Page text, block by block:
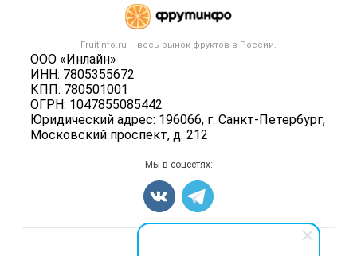
Fruitinfo.ru – весь рынок фруктов в России.
ООО «Инлайн»
ИНН: 7805355672
КПП: 780501001
ОГРН: 1047855085442
Юридический адрес: 196066, г. Санкт-Петербург,
Московский проспект, д. 212
Публичная оферта
Контактная информация
Политика обработки персональных данных
Новости рынка
Готовая продукция
Фрукты
Грибы
Оборудование
Карта объявлений
Мы в соцсетях: